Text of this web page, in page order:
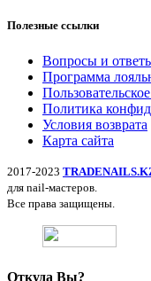
Полезные ссылки
Вопросы и
Программа
Политика
Условия возврата
Карта сайта
2017-2023
для nail-мастеров.
Все права защищены.
Откуда Вы?